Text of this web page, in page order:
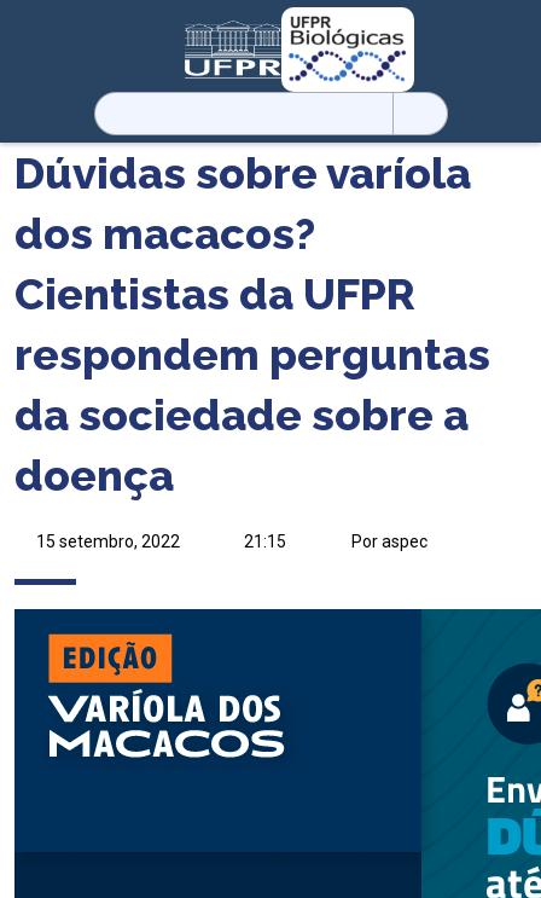
Pesquisar
por:
Dúvidas sobre varíola
dos macacos?
Cientistas da UFPR
respondem perguntas
da sociedade sobre a
doença
15 setembro, 2022 21:15 Por aspec